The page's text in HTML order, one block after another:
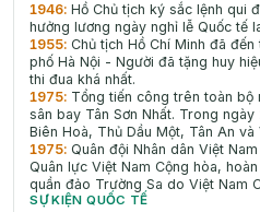
1946:Hồ Chủ tịch ký sắc lệnh qui
hưởng lương ngày nghỉ lễ Quốc tế
1955:Chủ tịch Hồ Chí Minh đã
phố Hà Nội - Người đã tặng huy
thi đua khá nhất.
1975: Tổng tiến công trên toàn bộ
sân bay Tân Sơn Nhất. Trong
Biên Hoà, Thủ Dầu Một, Tân An và
1975:Quân đội Nhân dân Việt
Quân lực Việt Nam Cộng hòa,
quần đảo Trường Sa do Việt Nam
SỰ KIỆN QUỐC TẾ